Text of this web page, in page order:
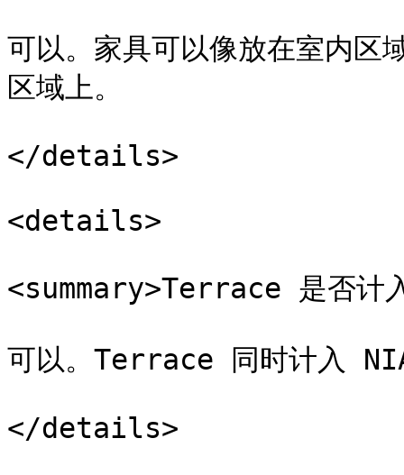
可以。家具可以像放在室内
区域上。
</details>
<details>
<summary>Terrace 是否计
可以。Terrace 同时计入
</details>